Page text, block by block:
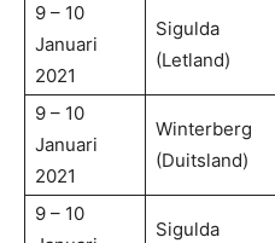
9 – 10
Januari
2021
Sigulda
(Letland)
9 – 10
Januari
2021
Winterberg
(Duitsland)
9 – 10
Sigulda